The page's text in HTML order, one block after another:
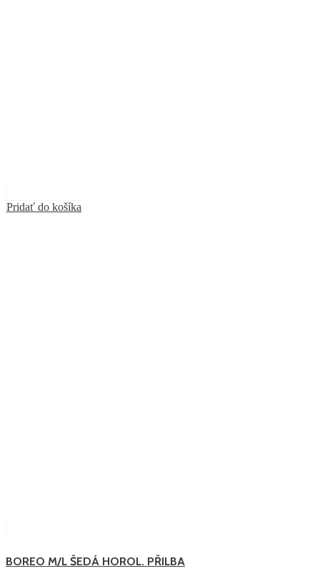
Pridať do košíka
BOREO M/L ŠEDÁ HOROL. PŘILBA